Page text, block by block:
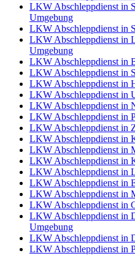
LKW Abschleppdienst in
Umgebung
LKW Abschleppdienst in
LKW Abschleppdienst in
Umgebung
LKW Abschleppdienst in
LKW Abschleppdienst in
LKW Abschleppdienst in
LKW Abschleppdienst in
LKW Abschleppdienst in
LKW Abschleppdienst in
LKW Abschleppdienst in
LKW Abschleppdienst in
LKW Abschleppdienst in
LKW Abschleppdienst in
LKW Abschleppdienst in
LKW Abschleppdienst in
LKW Abschleppdienst in
LKW Abschleppdienst in
LKW Abschleppdienst in
Umgebung
LKW Abschleppdienst in
LKW Abschleppdienst in